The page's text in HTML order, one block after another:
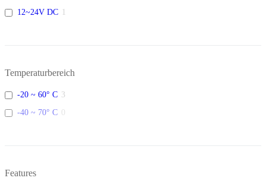
12~24V DC 1
Temperaturbereich
-20 ~ 60° C 3
-40 ~ 70° C 0
Features